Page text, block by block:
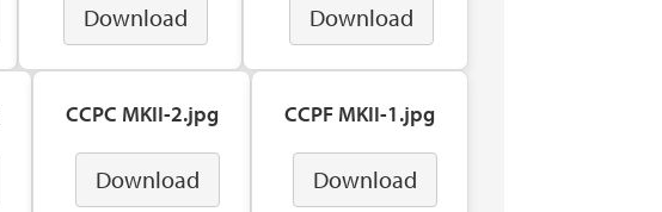
Download Download
CCPC MKII-2.jpg
Download
CCPF MKII-1.jpg
Download